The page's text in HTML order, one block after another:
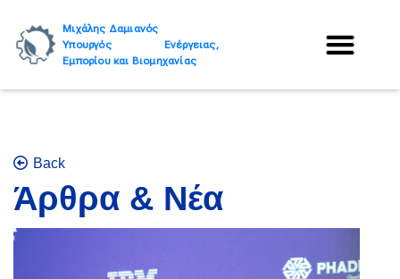
Μιχάλης Δαμιανός
Υπουργός Ενέργειας,
Εμπορίου και Βιομηχανίας
Back
Άρθρα & Νέα